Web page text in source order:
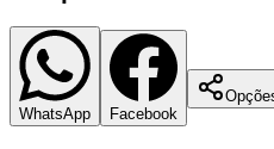
WhatsApp Facebook